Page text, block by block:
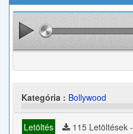
Kategória : Bollywood
Letöltés 115 Letöltések -